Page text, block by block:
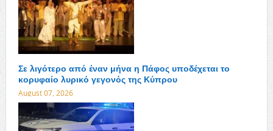
Σε λιγότερο από έναν μήνα η Πάφος υποδέχεται το
κορυφαίο λυρικό γεγονός της Κύπρου
August 07, 2026